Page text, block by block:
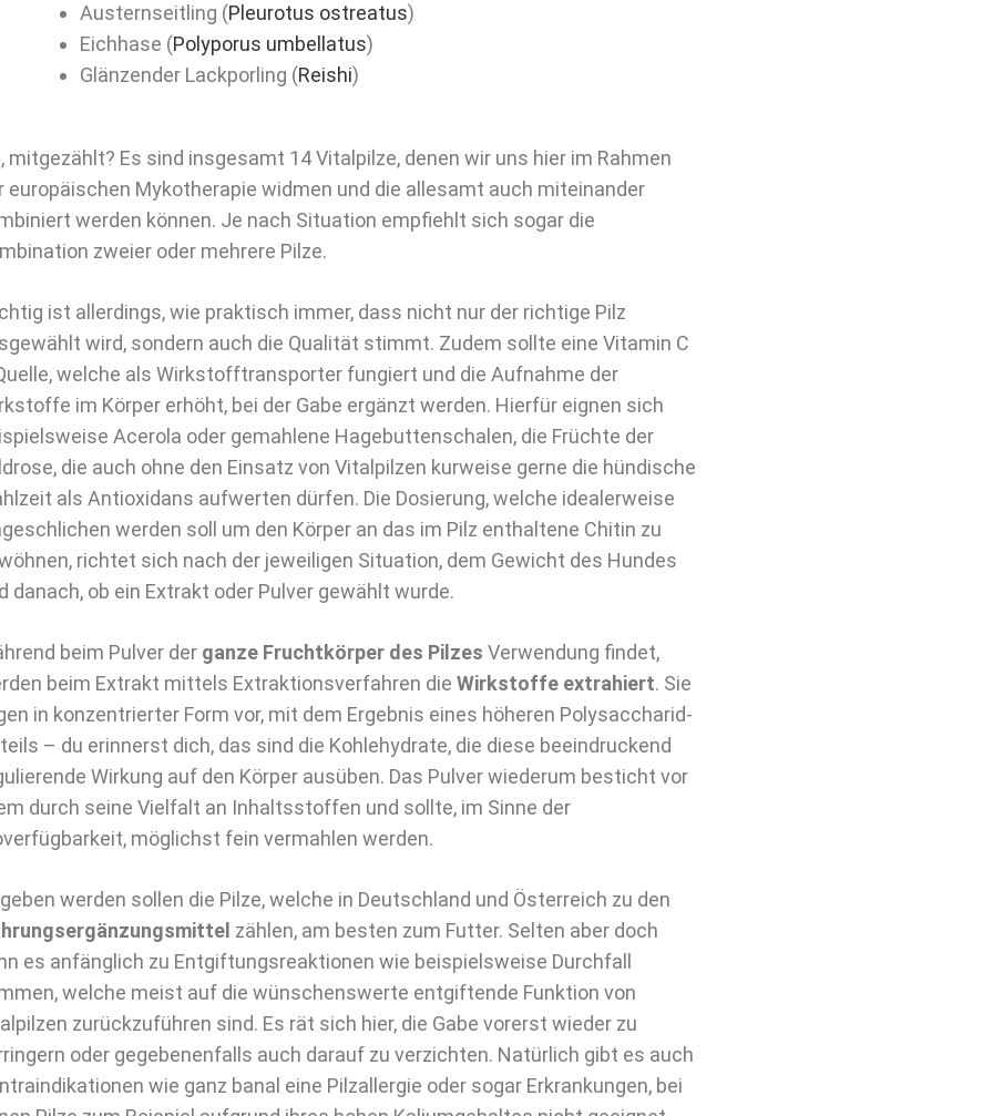
Austernseitling (Pleurotus ostreatus)
Eichhase (Polyporus umbellatus)
Glänzender Lackporling (Reishi)
mitgezählt? Es sind insgesamt 14 Vitalpilze, denen wir uns hier im Rahmen
europäischen Mykotherapie widmen und die allesamt auch miteinander
werden können. Je nach Situation empfiehlt sich sogar die
zweier oder mehrere Pilze.
ist allerdings, wie praktisch immer, dass nicht nur der richtige Pilz
wird, sondern auch die Qualität stimmt. Zudem sollte eine Vitamin C
welche als Wirkstofftransporter fungiert und die Aufnahme der
im Körper erhöht, bei der Gabe ergänzt werden. Hierfür eignen sich
Acerola oder gemahlene Hagebuttenschalen, die Früchte der
die auch ohne den Einsatz von Vitalpilzen kurweise gerne die hündische
als Antioxidans aufwerten dürfen. Die Dosierung, welche idealerweise
werden soll um den Körper an das im Pilz enthaltene Chitin zu
richtet sich nach der jeweiligen Situation, dem Gewicht des Hundes
danach, ob ein Extrakt oder Pulver gewählt wurde.
beim Pulver der ganze Fruchtkörper des Pilzes Verwendung findet,
beim Extrakt mittels Extraktionsverfahren die Wirkstoffe extrahiert. Sie
in konzentrierter Form vor, mit dem Ergebnis eines höheren Polysaccharid-
– du erinnerst dich, das sind die Kohlehydrate, die diese beeindruckend
Wirkung auf den Körper ausüben. Das Pulver wiederum besticht vor
durch seine Vielfalt an Inhaltsstoffen und sollte, im Sinne der
möglichst fein vermahlen werden.
werden sollen die Pilze, welche in Deutschland und Österreich zu den
zählen, am besten zum Futter. Selten aber doch
es anfänglich zu Entgiftungsreaktionen wie beispielsweise Durchfall
welche meist auf die wünschenswerte entgiftende Funktion von
zurückzuführen sind. Es rät sich hier, die Gabe vorerst wieder zu
oder gegebenenfalls auch darauf zu verzichten. Natürlich gibt es auch
wie ganz banal eine Pilzallergie oder sogar Erkrankungen, bei